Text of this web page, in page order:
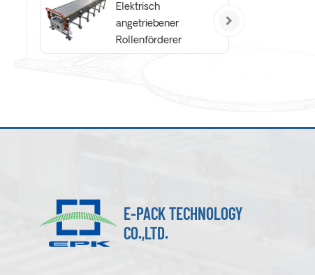
Elektrisch
angetriebener
Rollenförderer
E-PACK TECHNOLOGY
CO.,LTD.